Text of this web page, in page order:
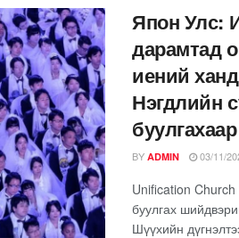
Япон Улс:
дарамтад
иений
Нэгдлийн
BY ADMIN 03/11/
Unification Church
буулгах
Шүүхийн